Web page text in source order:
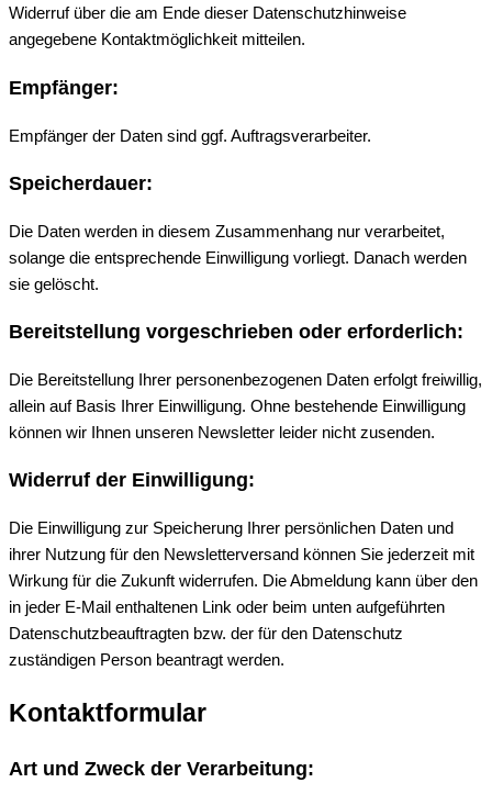
Widerruf über die am Ende dieser Datenschutzhinweise
angegebene Kontaktmöglichkeit mitteilen.
Empfänger:
Empfänger der Daten sind ggf. Auftragsverarbeiter.
Speicherdauer:
Die Daten werden in diesem Zusammenhang nur verarbeitet,
solange die entsprechende Einwilligung vorliegt. Danach werden
sie gelöscht.
Bereitstellung vorgeschrieben oder erforderlich:
Die Bereitstellung Ihrer personenbezogenen Daten erfolgt freiwillig,
allein auf Basis Ihrer Einwilligung. Ohne bestehende Einwilligung
können wir Ihnen unseren Newsletter leider nicht zusenden.
Widerruf der Einwilligung:
Die Einwilligung zur Speicherung Ihrer persönlichen Daten und
ihrer Nutzung für den Newsletterversand können Sie jederzeit mit
Wirkung für die Zukunft widerrufen. Die Abmeldung kann über den
in jeder E-Mail enthaltenen Link oder beim unten aufgeführten
Datenschutzbeauftragten bzw. der für den Datenschutz
zuständigen Person beantragt werden.
Kontaktformular
Art und Zweck der Verarbeitung: